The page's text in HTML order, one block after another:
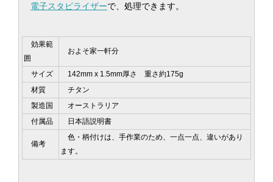
電子スタビライザーで、処理できます。
効果範
囲
およそ家一軒分
サイズ
142mm x 1.5mm厚さ 重さ約175g
材質
チタン
製造国
オーストラリア
付属品
日本語説明書
備考
色・柄付けは、手作業のため、一点一点、違いがあり
ます。